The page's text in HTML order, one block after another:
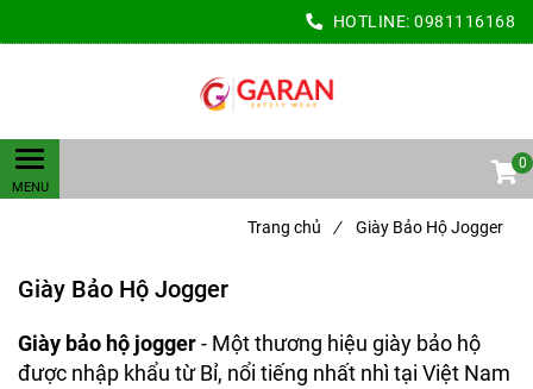
HOTLINE: 0981116168
0
Trang chủ / Giày Bảo Hộ Jogger
Giày Bảo Hộ Jogger
Giày bảo hộ jogger- Một thương hiệu giày bảo hộ
được nhập khẩu từ Bỉ, nổi tiếng nhất nhì tại Việt Nam